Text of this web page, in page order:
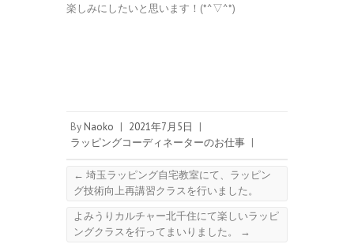
楽しみにしたいと思います！(*^▽^*)
By Naoko | 2021年7月5日
|
ラッピングコーディネーターのお仕事 |
← 埼玉ラッピング自宅教室にて、ラッピン
グ技術向上再講習クラスを行いました。
よみうりカルチャー北千住にて楽しいラッピ
ングクラスを行ってまいりました。
→